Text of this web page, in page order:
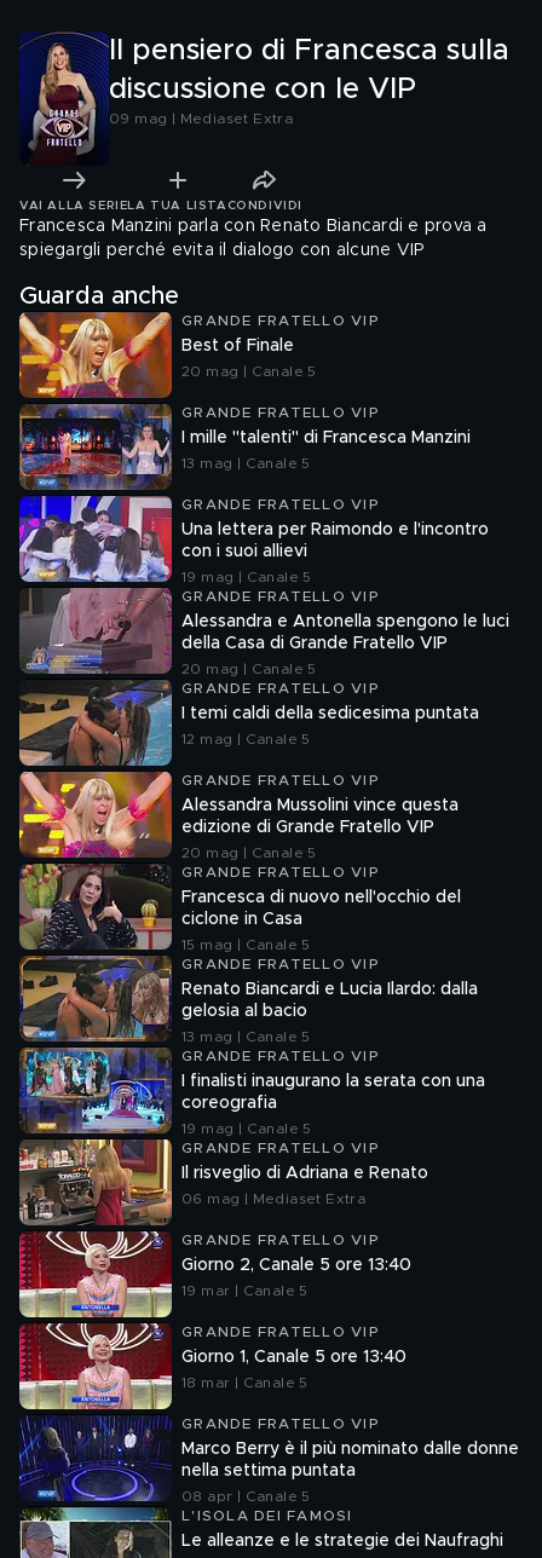
Il pensiero di Francesca sulla
discussione con le VIP
09 mag | Mediaset Extra
VAI ALLA SERIE LA TUA LISTA CONDIVIDI
Francesca Manzini parla con Renato Biancardi e prova a
spiegargli perché evita il dialogo con alcune VIP
Guarda anche
GRANDE FRATELLO VIP
Best of Finale
20 mag | Canale 5
GRANDE FRATELLO VIP
I mille "talenti" di Francesca Manzini
13 mag | Canale 5
GRANDE FRATELLO VIP
Una lettera per Raimondo e l'incontro
con i suoi allievi
19 mag | Canale 5
GRANDE FRATELLO VIP
Alessandra e Antonella spengono le luci
della Casa di Grande Fratello VIP
20 mag | Canale 5
GRANDE FRATELLO VIP
I temi caldi della sedicesima puntata
12 mag | Canale 5
GRANDE FRATELLO VIP
Alessandra Mussolini vince questa
edizione di Grande Fratello VIP
20 mag | Canale 5
GRANDE FRATELLO VIP
Francesca di nuovo nell'occhio del
ciclone in Casa
15 mag | Canale 5
GRANDE FRATELLO VIP
Renato Biancardi e Lucia Ilardo: dalla
gelosia al bacio
13 mag | Canale 5
GRANDE FRATELLO VIP
I finalisti inaugurano la serata con una
coreografia
19 mag | Canale 5
GRANDE FRATELLO VIP
Il risveglio di Adriana e Renato
06 mag | Mediaset Extra
GRANDE FRATELLO VIP
Giorno 2, Canale 5 ore 13:40
19 mar | Canale 5
GRANDE FRATELLO VIP
Giorno 1, Canale 5 ore 13:40
18 mar | Canale 5
GRANDE FRATELLO VIP
Marco Berry è il più nominato dalle donne
nella settima puntata
08 apr | Canale 5
L'ISOLA DEI FAMOSI
Le alleanze e le strategie dei Naufraghi